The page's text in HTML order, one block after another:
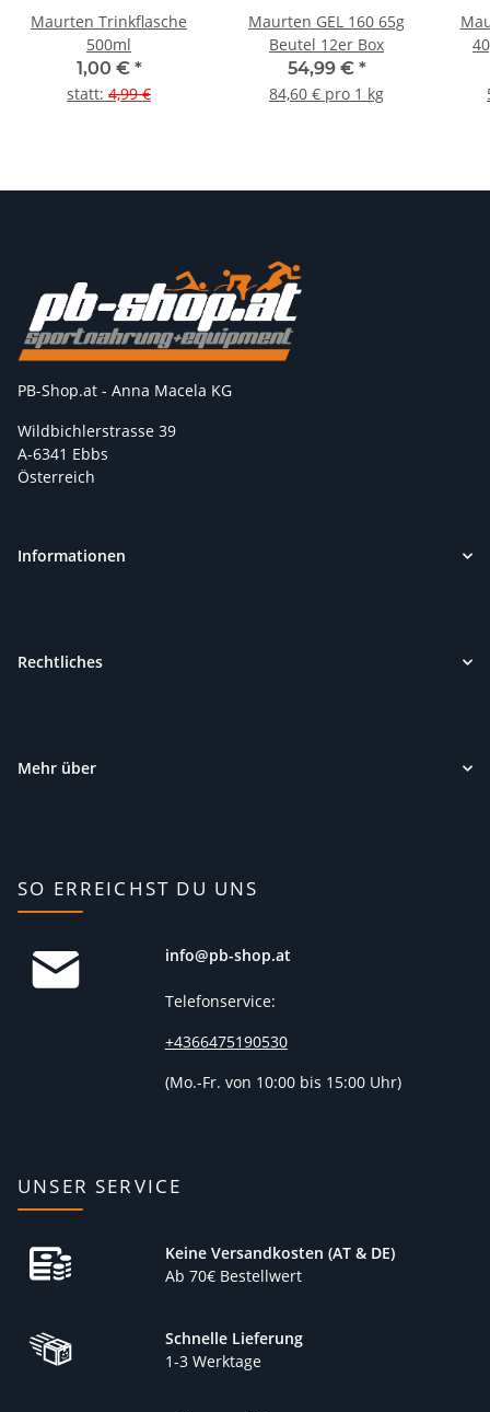
Maurten Trinkflasche
500ml
1,00 € *
statt: 4,99 €
Maurten GEL 160 65g
Beutel 12er Box
54,99 € *
84,60 € pro 1 kg
PB-Shop.at - Anna Macela KG
Wildbichlerstrasse 39
A-6341 Ebbs
Österreich
Informationen
Rechtliches
Mehr über
SO ERREICHST DU UNS
info@pb-shop.at
Telefonservice:
+4366475190530
(Mo.-Fr. von 10:00 bis 15:00 Uhr)
UNSER SERVICE
Keine Versandkosten (AT & DE)
Ab 70€ Bestellwert
Schnelle Lieferung
1-3 Werktage